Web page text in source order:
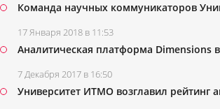
Команда научных коммуникаторов
17 Января 2018 в 11:53
Аналитическая платформа Dimensions
7 Декабря 2017 в 16:50
Университет ИТМО возглавил рейтинг